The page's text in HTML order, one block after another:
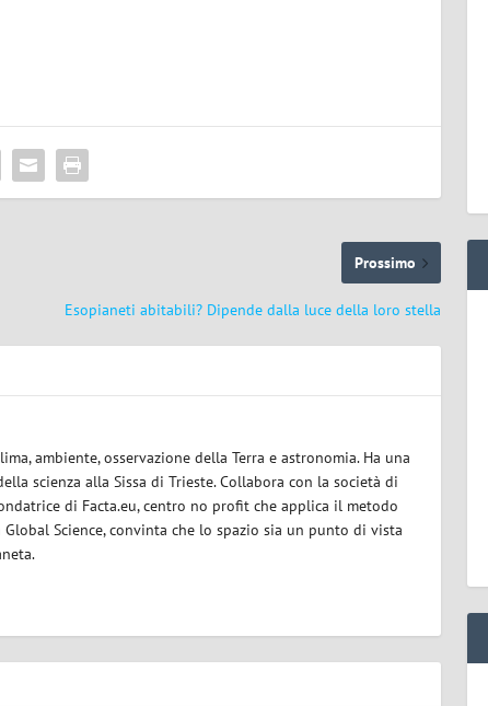
Prossimo
Esopianeti abitabili? Dipende dalla luce della loro stella
ambiente, osservazione della Terra e astronomia. Ha una
scienza alla Sissa di Trieste. Collabora con la società di
di Facta.eu, centro no profit che applica il metodo
Science, convinta che lo spazio sia un punto di vista